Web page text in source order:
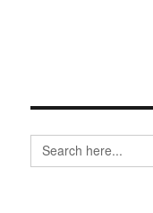
Search
for: